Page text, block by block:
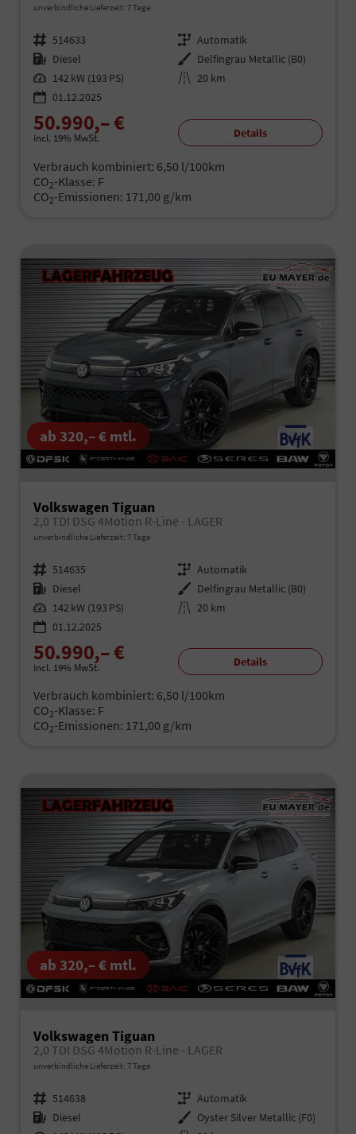
unverbindliche Lieferzeit: 7 Tage
Fahrzeugnr. 514633 Getriebe Automatik
Kraftstoff Diesel Außenfarbe Delfingrau Metallic (B0)
Leistung 142 kW (193 PS) Kilometerstand 20 km
01.12.2025
50.990,– €
incl. 19% MwSt. Details
Verbrauch kombiniert: 6,50 l/100km
CO2-Klasse: F
CO2-Emissionen: 171,00 g/km
ab 320,– € mtl.
Volkswagen Tiguan
2,0 TDI DSG 4Motion R-Line - LAGER
unverbindliche Lieferzeit: 7 Tage
Fahrzeugnr. 514635 Getriebe Automatik
Kraftstoff Diesel Außenfarbe Delfingrau Metallic (B0)
Leistung 142 kW (193 PS) Kilometerstand 20 km
01.12.2025
50.990,– €
incl. 19% MwSt. Details
Verbrauch kombiniert: 6,50 l/100km
CO2-Klasse: F
CO2-Emissionen: 171,00 g/km
ab 320,– € mtl.
Volkswagen Tiguan
2,0 TDI DSG 4Motion R-Line - LAGER
unverbindliche Lieferzeit: 7 Tage
Fahrzeugnr. 514638 Getriebe Automatik
Kraftstoff Diesel Außenfarbe Oyster Silver Metallic (F0)